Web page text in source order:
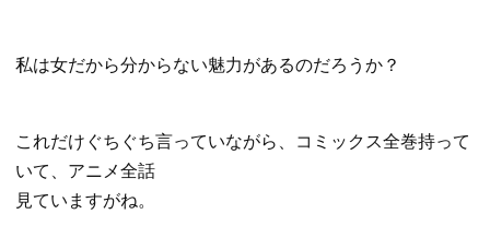
私は女だから分からない魅力があるのだろうか？
これだけぐちぐち言っていながら、コミックス全巻持って
いて、アニメ全話
見ていますがね。